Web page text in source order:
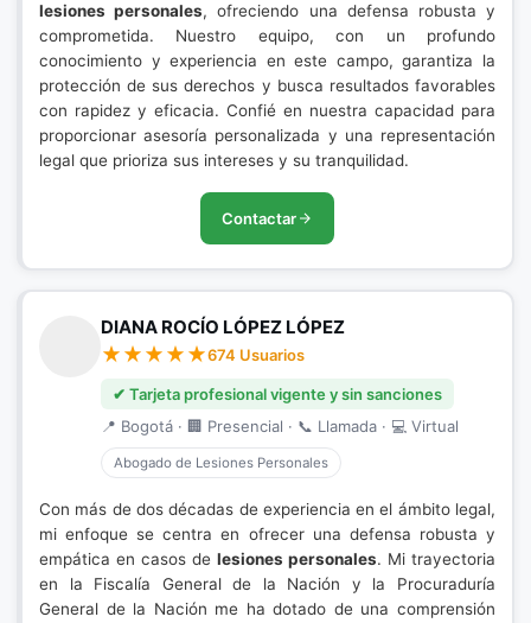
lesiones personales, ofreciendo una defensa robusta y
comprometida. Nuestro equipo, con un profundo
conocimiento y experiencia en este campo, garantiza la
protección de sus derechos y busca resultados favorables
con rapidez y eficacia. Confié en nuestra capacidad para
proporcionar asesoría personalizada y una representación
legal que prioriza sus intereses y su tranquilidad.
Contactar
DIANA ROCÍO LÓPEZ LÓPEZ
674 Usuarios
✔ Tarjeta profesional vigente y sin sanciones
📍 Bogotá · 🏢 Presencial · 📞 Llamada · 💻 Virtual
Abogado de Lesiones Personales
Con más de dos décadas de experiencia en el ámbito legal,
mi enfoque se centra en ofrecer una defensa robusta y
empática en casos de lesiones personales. Mi trayectoria
en la Fiscalía General de la Nación y la Procuraduría
General de la Nación me ha dotado de una comprensión